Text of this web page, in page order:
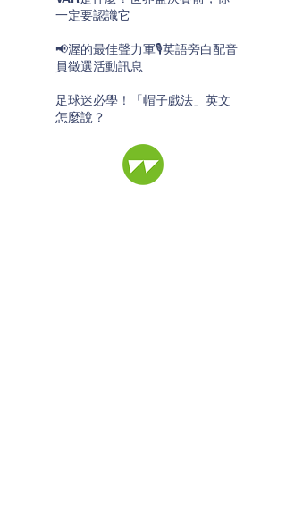
一定要認識它
📢渥的最佳聲力軍🎙️英語旁白配音
員徵選活動訊息
足球迷必學！「帽子戲法」英文
怎麼說？